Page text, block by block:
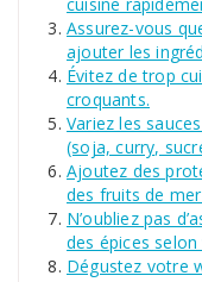
Assurez-vous
ajouter les
Évitez de trop
croquants.
Variez les
(soja, curry,
Ajoutez des
des fruits de
N’oubliez pas
des épices
Dégustez votre